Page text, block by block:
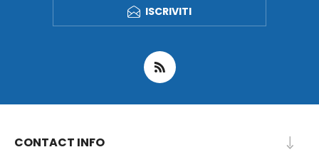
ISCRIVITI
CONTACT INFO